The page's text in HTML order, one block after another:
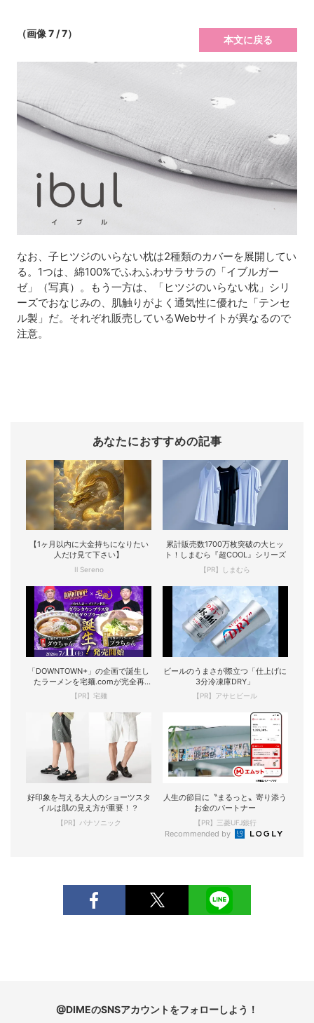
（画像 7 / 7）
本文に戻る
なお、子ヒツジのいらない枕は2種類のカバーを展開してい
る。1つは、綿100%でふわふわサラサラの「イブルガー
ゼ」（写真）。もう一方は、「ヒツジのいらない枕」シリ
ーズでおなじみの、肌触りがよく通気性に優れた「テンセ
ル製」だ。それぞれ販売しているWebサイトが異なるので
注意。
あなたにおすすめの記事
【1ヶ月以内に大金持ちになりたい
人だけ見て下さい】
Il Sereno
累計販売数1700万枚突破の大ヒッ
ト！しまむら『超COOL』シリーズ
【PR】しまむら
「DOWNTOWN+」の企画で誕生し
たラーメンを宅麺.comが完全再
現！
【PR】宅麺
ビールのうまさが際立つ「仕上げに
3分冷凍庫DRY」
【PR】アサヒビール
好印象を与える大人のショーツスタ
イルは肌の見え方が重要！？
【PR】パナソニック
人生の節目に〝まるっと〟寄り添う
お金のパートナー
【PR】三菱UFJ銀行
Recommended by
@DIMEのSNSアカウントをフォローしよう！